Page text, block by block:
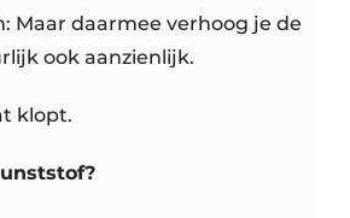
Maar daarmee verhoog je de
ook aanzienlijk.
klopt.